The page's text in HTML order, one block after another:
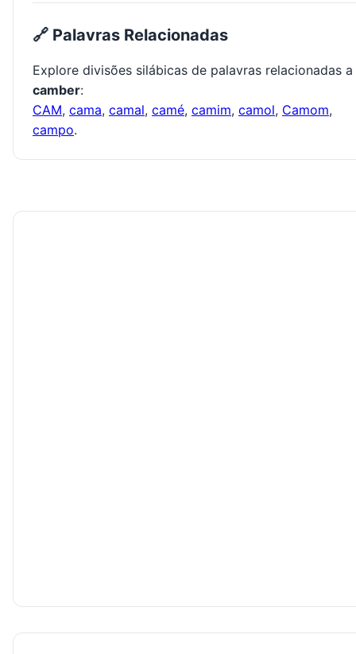
🔗 Palavras Relacionadas
Explore divisões silábicas de palavras relacionadas a
camber:
CAM, cama, camal, camé, camim, camol, Camom,
campo.